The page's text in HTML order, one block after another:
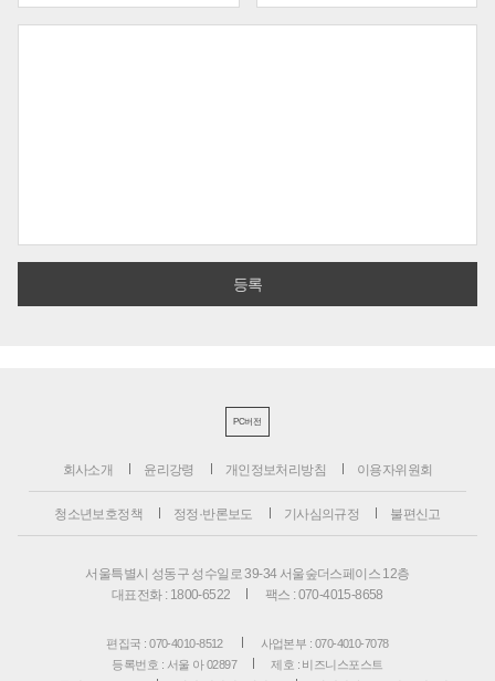
PC버전
회사소개 윤리강령 개인정보처리방침 이용자위원회
청소년보호정책 정정·반론보도 기사심의규정 불편신고
서울특별시 성동구 성수일로 39-34 서울숲더스페이스 12층
대표전화 : 1800-6522
팩스 : 070-4015-8658
편집국 : 070-4010-8512
사업본부 : 070-4010-7078
등록번호 : 서울 아 02897
제호 : 비즈니스포스트